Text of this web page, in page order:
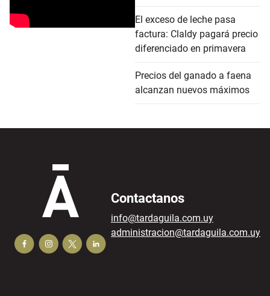
El exceso de leche pasa
factura: Claldy pagará precio
diferenciado en primavera
Precios del ganado a faena
alcanzan nuevos máximos
Contactanos
info@tardaguila.com.uy
administracion@tardaguila.com.uy